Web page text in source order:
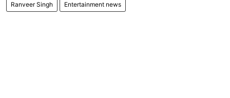
Ranveer Singh Entertainment news